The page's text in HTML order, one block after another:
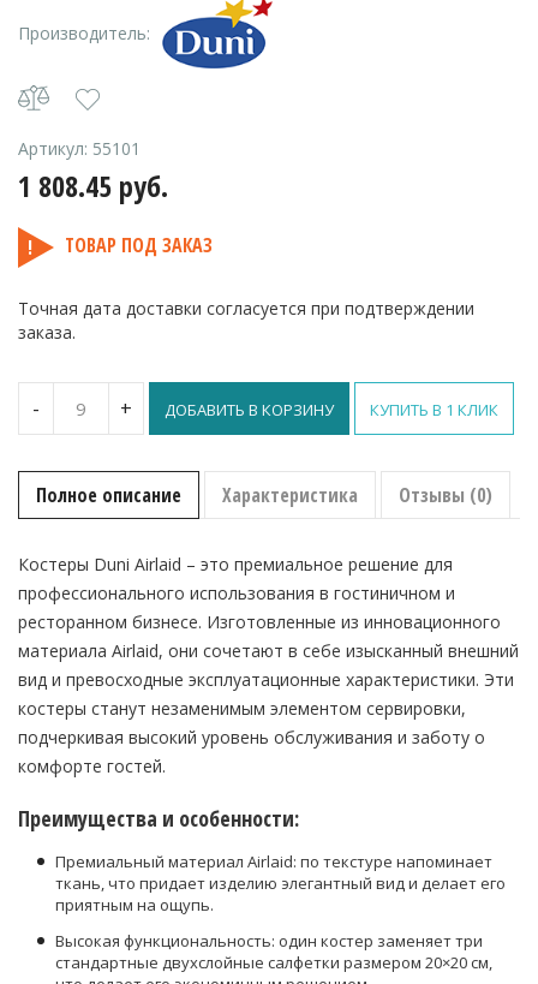
Производитель:
Артикул: 55101
1 808.45 руб.
ТОВАР ПОД ЗАКАЗ
Точная дата доставки согласуется при подтверждении
заказа.
-
Костеры
белые
⌀
1000 штук
+ ДОБАВИТЬ В КОРЗИНУ КУПИТЬ В 1 КЛИК
Полное описание Характеристика Отзывы (0)
Костеры Duni Airlaid – это премиальное решение для
профессионального использования в гостиничном и
ресторанном бизнесе. Изготовленные из инновационного
материала Airlaid, они сочетают в себе изысканный внешний
вид и превосходные эксплуатационные характеристики. Эти
костеры станут незаменимым элементом сервировки,
подчеркивая высокий уровень обслуживания и заботу о
комфорте гостей.
Преимущества и особенности:
Премиальный материал Airlaid: по текстуре напоминает
ткань, что придает изделию элегантный вид и делает его
приятным на ощупь.
Высокая функциональность: один костер заменяет три
стандартные двухслойные салфетки размером 20×20 см,